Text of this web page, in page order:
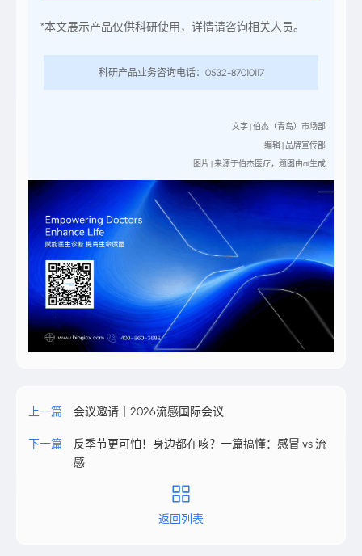
*本文展示产品仅供科研使用，详情请咨询相关人员。
科研产品业务咨询电话：0532-87010117
文字 | 伯杰（青岛）市场部
编辑 | 品牌宣传部
图片 | 来源于伯杰医疗，题图由ai生成
上一篇 会议邀请丨2026流感国际会议
返回列表
下一篇
反季节更可怕！身边都在咳？一篇搞懂：感冒 vs 流
感